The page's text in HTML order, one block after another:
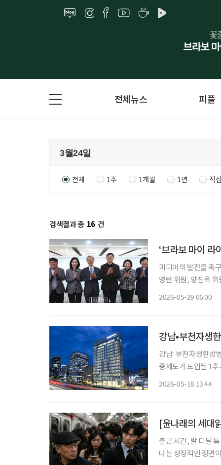
전체뉴스 피플
전체 1주 1개월 1년 직
검색결과 총 16 건
‘브라보 마이 라
미디어의 발전을 촉
영란 위원, 양진옥 위
2026-05-29 06:00
강남•부천자생
강남·부천자생한방
증제도가 도입된 1주
2026-05-18 13:44
[윤나래의 세대
출근 시간, 발 디딜
나는 상징적인 장면